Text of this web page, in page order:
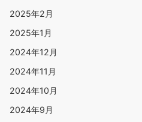
2025年2月
2025年1月
2024年12月
2024年11月
2024年10月
2024年9月